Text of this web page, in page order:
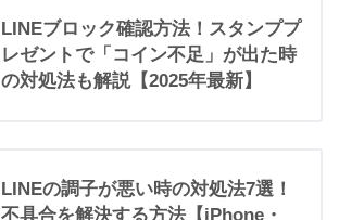
LINEブロック確認方法！スタンププ
レゼントで「コイン不足」が出た時
の対処法も解説【2025年最新】
LINEの調子が悪い時の対処法7選！
不具合を解決する方法【iPhone・